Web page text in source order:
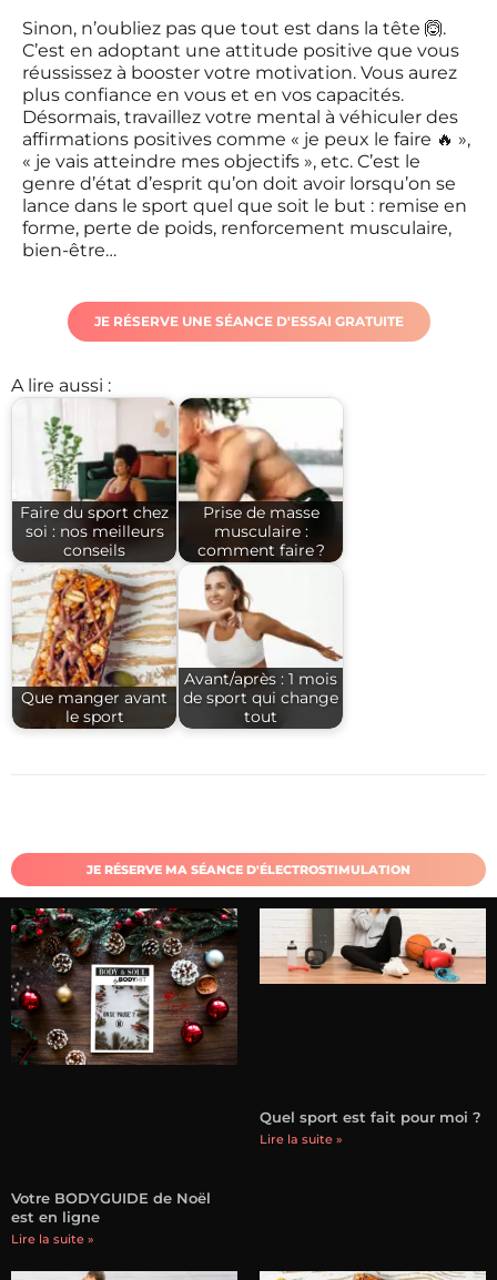
Sinon, n’oubliez pas que tout est dans la tête 🙆.
C’est en adoptant une attitude positive que vous
réussissez à booster votre motivation. Vous aurez
plus confiance en vous et en vos capacités.
Désormais, travaillez votre mental à véhiculer des
affirmations positives comme « je peux le faire 🔥 »,
« je vais atteindre mes objectifs », etc. C’est le
genre d’état d’esprit qu’on doit avoir lorsqu’on se
lance dans le sport quel que soit le but : remise en
forme, perte de poids, renforcement musculaire,
bien-être…
JE RÉSERVE UNE SÉANCE D'ESSAI GRATUITE
A lire aussi :
Faire du sport chez
soi : nos meilleurs
conseils
Prise de masse
musculaire :
comment faire ?
Que manger avant
le sport
Avant/après : 1 mois
de sport qui change
tout
JE RÉSERVE MA SÉANCE D'ÉLECTROSTIMULATION
Votre BODYGUIDE de Noël
est en ligne
Lire la suite »
Quel sport est fait pour moi ?
Lire la suite »